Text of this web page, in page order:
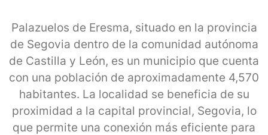
Palazuelos de Eresma, situado en la provincia
de Segovia dentro de la comunidad autónoma
de Castilla y León, es un municipio que cuenta
con una población de aproximadamente 4,570
habitantes. La localidad se beneficia de su
proximidad a la capital provincial, Segovia, lo
que permite una conexión más eficiente para